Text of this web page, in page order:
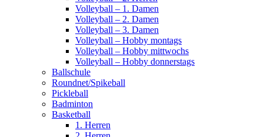
Volleyball – 1. Damen
Volleyball – 2. Damen
Volleyball – 3. Damen
Volleyball – Hobby montags
Volleyball – Hobby mittwochs
Volleyball – Hobby donnerstags
Ballschule
Roundnet/Spikeball
Pickleball
Badminton
Basketball
1. Herren